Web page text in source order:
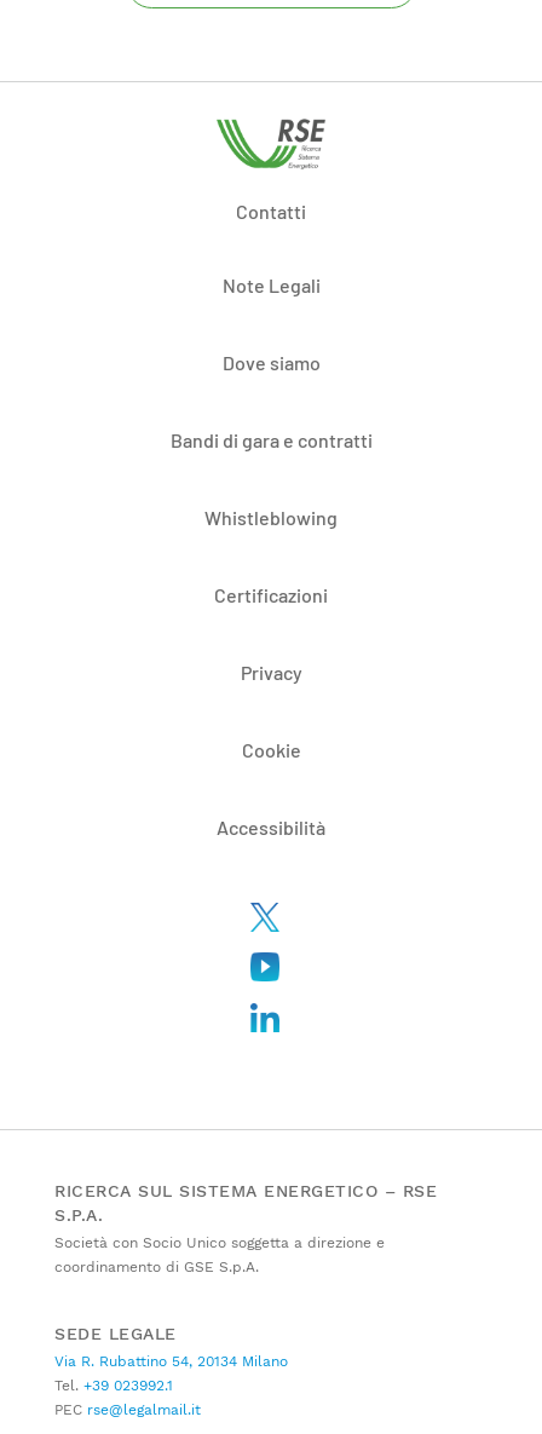
Contatti
Note Legali
Dove siamo
Bandi di gara e contratti
Whistleblowing
Certificazioni
Privacy
Cookie
Accessibilità
RICERCA SUL SISTEMA ENERGETICO – RSE
S.P.A.
Società con Socio Unico soggetta a direzione e
coordinamento di GSE S.p.A.
SEDE LEGALE
Via R. Rubattino 54, 20134 Milano
Tel. +39 023992.1
PEC rse@legalmail.it